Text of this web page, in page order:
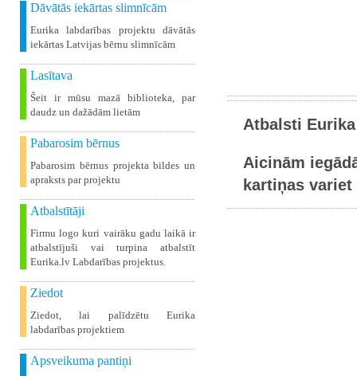
Dāvātās iekārtas slimnīcām
Eurika labdarības projektu dāvātās
iekārtas Latvijas bērnu slimnīcām
Lasītava
Šeit ir mūsu mazā biblioteka, par
daudz un dažādām lietām
Pabarosim bērnus
Pabarosim bērnus projekta bildes un
apraksts par projektu
Atbalstītāji
Firmu logo kuri vairāku gadu laikā ir
atbalstījuši vai turpina atbalstīt
Eurika.lv Labdarības projektus.
Ziedot
Ziedot, lai palīdzētu Eurika
labdarības projektiem
Apsveikuma pantiņi
Atbalsti
Aicinām
kartiņas variet